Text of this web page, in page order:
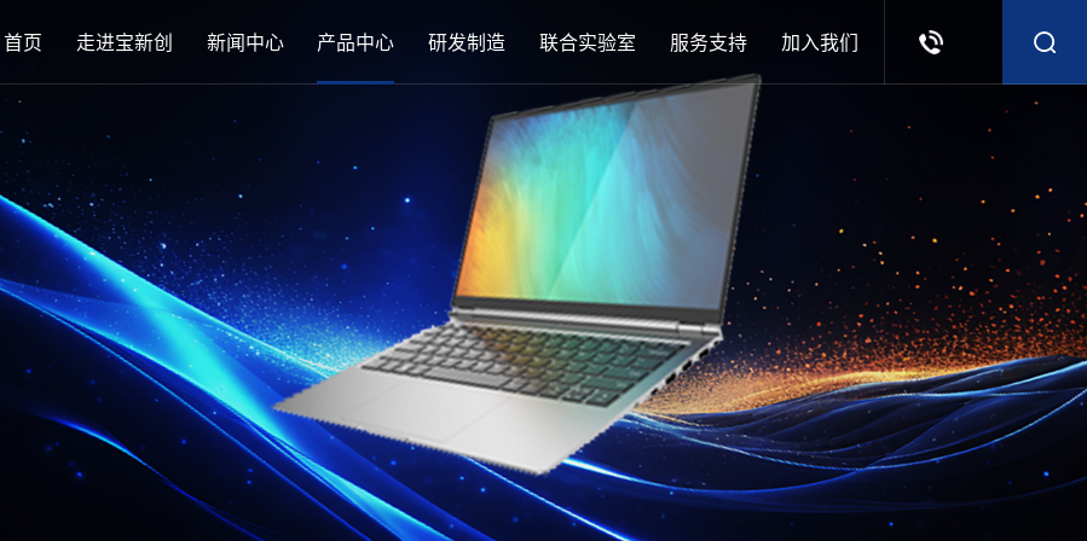
首页 走进宝新创 新闻中心 产品中心 研发制造 联合实验室 服务支持 加入我们